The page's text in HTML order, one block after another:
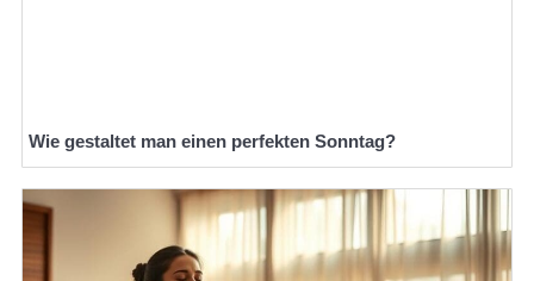
Wie gestaltet man einen perfekten Sonntag?